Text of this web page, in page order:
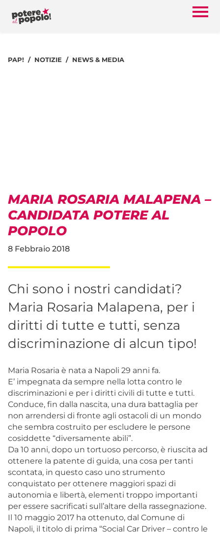
PAP! NOTIZIE NEWS & MEDIA
MARIA ROSARIA MALAPENA –
CANDIDATA POTERE AL
POPOLO
8 Febbraio 2018
Chi sono i nostri candidati?
Maria Rosaria Malapena, per i
diritti di tutte e tutti, senza
discriminazione di alcun tipo!
Maria Rosaria è nata a Napoli 29 anni fa.
E’ impegnata da sempre nella lotta contro le
discriminazioni e per i diritti civili di tutte e tutti.
Conduce, fin dalla nascita, una dura battaglia per
non arrendersi di fronte agli ostacoli di un mondo
che sembra costruito per escludere le persone
cosiddette “diversamente abili”.
Da 10 anni, dopo un tortuoso percorso, è riuscita ad
ottenere la patente di guida, una cosa per tanti
scontata, in questo caso uno strumento
conquistato per ottenere maggiori spazi di
autonomia e libertà, elementi troppo importanti
per essere sacrificati sull’altare della rassegnazione.
Il 10 maggio 2017 ha ottenuto, dal Comune di
Napoli, il titolo di prima “Social Car Driver – contro le